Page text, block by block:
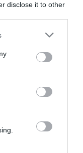
disclose it to other